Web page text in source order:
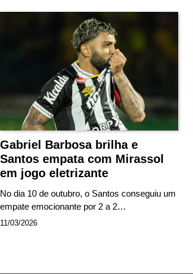
Gabriel Barbosa brilha e
Santos empata com Mirassol
em jogo eletrizante
No dia 10 de outubro, o Santos conseguiu um
empate emocionante por 2 a 2…
11/03/2026